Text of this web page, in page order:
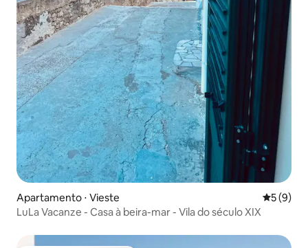
Apartamento ⋅ Vieste 5 de
5 (9)
LuLa Vacanze - Casa à beira-mar - Vila do século XIX